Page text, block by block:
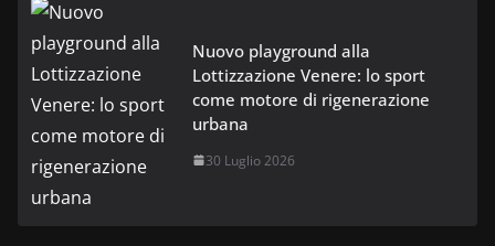
Nuovo playground alla
Lottizzazione Venere: lo sport
come motore di rigenerazione
urbana
30 Luglio 2026